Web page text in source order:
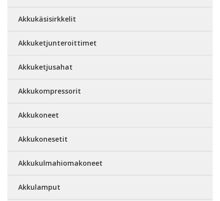
Akkukäsisirkkelit
Akkuketjunteroittimet
Akkuketjusahat
Akkukompressorit
Akkukoneet
Akkukonesetit
Akkukulmahiomakoneet
Akkulamput